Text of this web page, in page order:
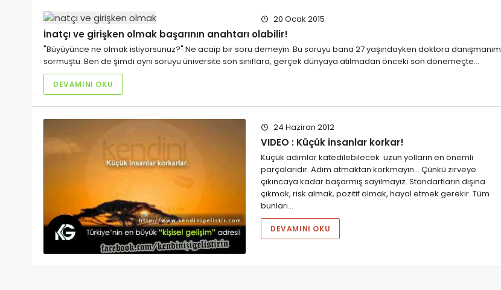
20 Ocak 2015
İnatçı ve girişken olmak başarının anahtarı olabilir!
"Büyüyünce ne olmak istiyorsunuz?" Ne acaip bir soru demeyin. Bu soruyu bana 27 yaşındayken doktora danışmanım
sormuştu. Ben de şimdi aynı soruyu üniversite son sınıflara, gerçek dünyaya atılmadan önceki son dönemeçte…
DEVAMINI OKU
24 Haziran 2012
VIDEO : Küçük insanlar korkar!
Küçük adımlar katedilebilecek uzun yolların en önemli
parçalarıdır. Adım atmaktan korkmayın... Çünkü zirveye
çıkıncaya kadar başarmış sayılmayız. Standartların dışına
çıkmak, risk almak, pozitif olmak, hayal etmek gerekir. Tüm
bunları…
DEVAMINI OKU